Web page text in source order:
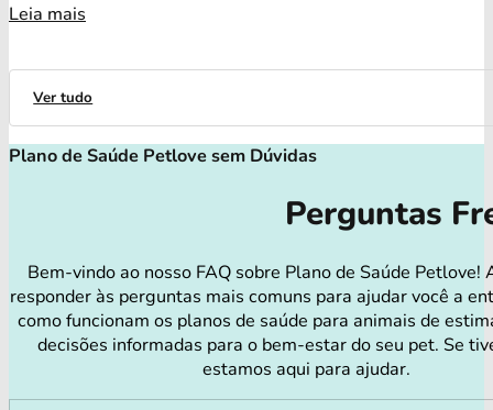
Leia mais
Ver tudo
Plano de Saúde Petlove sem Dúvidas
Perguntas
Bem-vindo ao nosso FAQ sobre Plano de Saúde Petlove!
responder às perguntas mais comuns para ajudar você a
como funcionam os planos de saúde para animais de
decisões informadas para o bem-estar do seu pet. Se
estamos aqui para ajudar.